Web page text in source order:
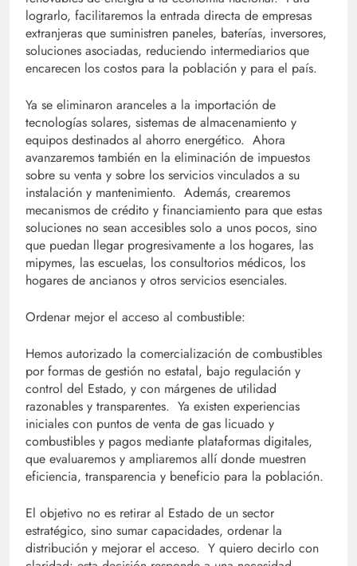
lograrlo, facilitaremos la entrada directa de empresas
extranjeras que suministren paneles, baterías, inversores,
soluciones asociadas, reduciendo intermediarios que
encarecen los costos para la población y para el país.
Ya se eliminaron aranceles a la importación de
tecnologías solares, sistemas de almacenamiento y
equipos destinados al ahorro energético. Ahora
avanzaremos también en la eliminación de impuestos
sobre su venta y sobre los servicios vinculados a su
instalación y mantenimiento. Además, crearemos
mecanismos de crédito y financiamiento para que estas
soluciones no sean accesibles solo a unos pocos, sino
que puedan llegar progresivamente a los hogares, las
mipymes, las escuelas, los consultorios médicos, los
hogares de ancianos y otros servicios esenciales.
Ordenar mejor el acceso al combustible:
Hemos autorizado la comercialización de combustibles
por formas de gestión no estatal, bajo regulación y
control del Estado, y con márgenes de utilidad
razonables y transparentes. Ya existen experiencias
iniciales con puntos de venta de gas licuado y
combustibles y pagos mediante plataformas digitales,
que evaluaremos y ampliaremos allí donde muestren
eficiencia, transparencia y beneficio para la población.
El objetivo no es retirar al Estado de un sector
estratégico, sino sumar capacidades, ordenar la
distribución y mejorar el acceso. Y quiero decirlo con